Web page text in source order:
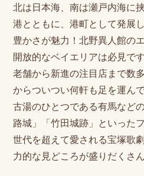
北は日本海、南は瀬戸内海に
港とともに、港町として発展
豊かさが魅力！北野異人館の
開放的なベイエリアは必見で
老舗から新進の注目店まで数
からついつい何軒も足を運ん
古湯のひとつである有馬など
路城」「竹田城跡」といった
世代を超えて愛される宝塚歌
力的な見どころが盛りだくさん